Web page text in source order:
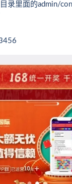
录里面的admin/